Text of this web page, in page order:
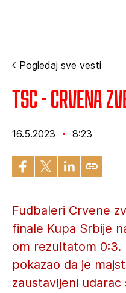
Pogledaj sve vesti
TSC - Crvena
16.5.2023 8:23
Fudbaleri Crvene
finale Kupa Srbije
om rezultatom 0:3.
pokazao da je
zaustavljeni udarac